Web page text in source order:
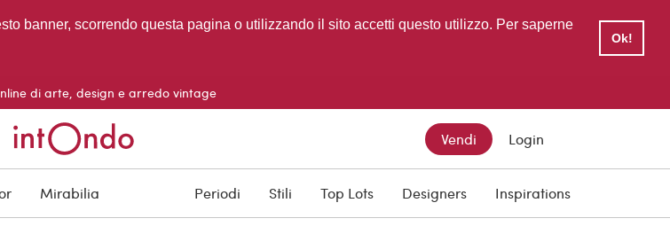
banner, scorrendo questa pagina o utilizzando il sito accetti questo utilizzo. Per saperne
Ok!
di arte, design e arredo vintage
Vendi Login
Mirabilia Periodi Stili Top Lots Designers Inspirations
PREZZO DELL'OGGETTO
€ 1.400,00
PREZZO SCONTATO
€ 980,00